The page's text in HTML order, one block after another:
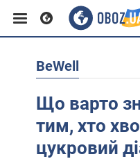
Європа
США
BeWell
Що варто
тим, хто
цукровий